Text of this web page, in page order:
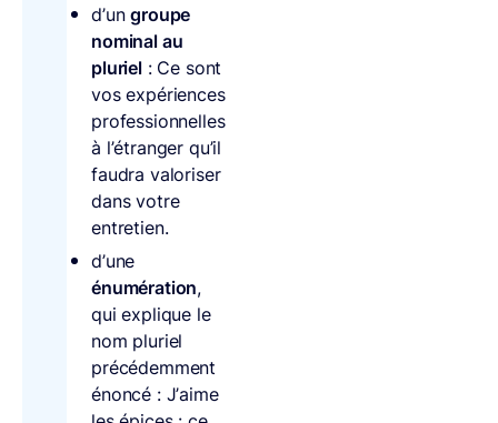
d’ungroupe
nominal au
pluriel: Ce sont
vos expériences
professionnelles
à l’étranger qu’il
faudra valoriser
dans votre
entretien.
d’une
énumération,
qui explique le
nom pluriel
précédemment
énoncé : J’aime